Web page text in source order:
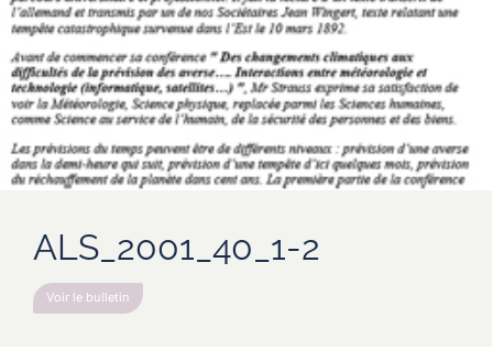
ALS_2001_40_1-2
Voir le bulletin